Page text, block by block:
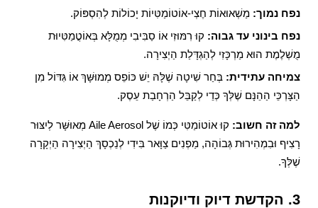
נפח נמוך: מַשְׁאוּאוֹת חֶצְי-אוֹטוֹמַטִּיוֹת יָכוֹלוֹת לְהִסְפּוֹק.
נפח בינוני עד גבוה: קוּ רִמּוּזִי אוֹ סַבִּיבִי מְמֻלָּא בְּאוֹטֳמַטִּיוּת
מֻשְׁלֶמֶת הוּא מַרְכָּזִי לְהַגְדָּלַת הַיְצִירָה.
צמיחה עתידית: בְּחַר שִׁיטָה שֶׁלָּהּ יֵשׁ כּוֹפֵס מְמוּשָּׁךְ אוֹ גִּדּוֹל מִן
הַצָּרְכֵּי הַהֵנָּם שֶׁלְּךָ כְּדֵי לְקַבֵּל הַרְחָבַת עֵסֶק.
למה זה חשוב:
קוּ אוֹטוֹמַטִּי כְּמוֹ שֶׁל Aile Aerosol מְאוּשָּׁר לְיִצּוּר
רָצִיף וּבִמְהִירוּת גְּבוֹהָה, מַפְנִים צַוָּאר בִּידִי לְנֵכְסָךְ הַיְצִירָה הַיְקָרָה
שֶׁלְּךָ.
3. הקדשת דיוק ודיוקנות